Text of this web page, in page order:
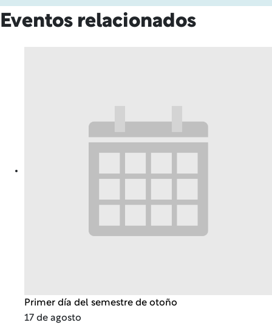
Eventos relacionados
Primer día del semestre de otoño
17 de agosto